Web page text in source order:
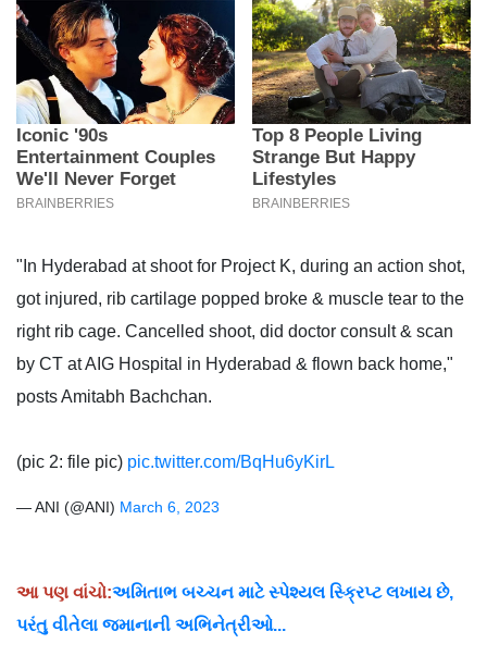
"In Hyderabad at shoot for Project K, during an action shot,
got injured, rib cartilage popped broke & muscle tear to the
right rib cage. Cancelled shoot, did doctor consult & scan
by CT at AIG Hospital in Hyderabad & flown back home,"
posts Amitabh Bachchan.
(pic 2: file pic) pic.twitter.com/BqHu6yKirL
— ANI (@ANI) March 6, 2023
આ પણ વાંચો:અમિતાભ બચ્ચન માટે સ્પેશ્યલ સ્ક્રિપ્ટ લખાય છે,
પરંતુ વીતેલા જમાનાની અભિનેત્રીઓ...